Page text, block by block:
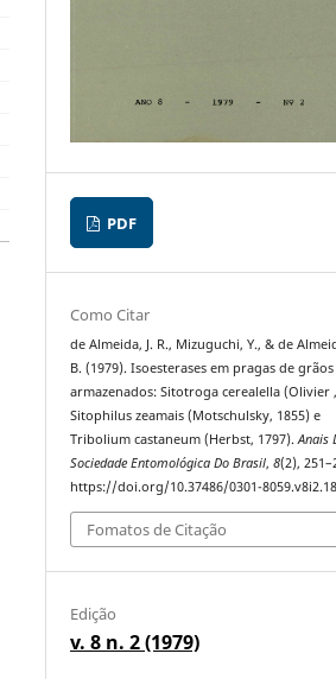
PDF
Como Citar
de Almeida, J. R., Mizuguchi, Y., & de
B. (1979). Isoesterases em pragas de grãos
armazenados: Sitotroga cerealella (Olivier
Sitophilus zeamais (Motschulsky, 1855) e
Tribolium castaneum (Herbst, 1797).Anais
Sociedade Entomológica Do Brasil,8(2),
https://doi.org/10.37486/0301-
Fomatos de Citação
Edição
v. 8 n. 2 (1979)